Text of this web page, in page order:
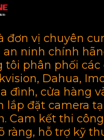
đơn vị chuyên
an ninh chính
tôi phân phối các
Dahua,
đình, cửa hàng
lắp đặt camera
Cam kết thi
ràng, hỗ trợ kỹ